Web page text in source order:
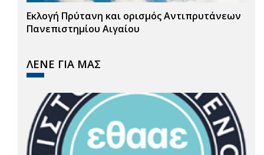
Εκλογή Πρύτανη και ορισμός Αντιπρυτάνεων
Πανεπιστημίου Αιγαίου
ΛΕΝΕ ΓΙΑ ΜΑΣ